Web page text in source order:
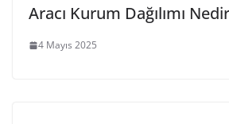
Aracı Kurum Dağılımı
4 Mayıs 2025